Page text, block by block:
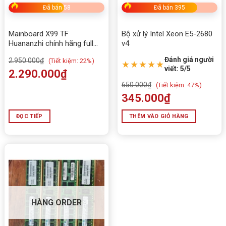
Bảng thông số kỹ thuật Mainboard
Đã bán 58
Mainboard X99 TF
Huananzhi chính hãng full
2.950.000₫ (Tiết kiệm: 22%)
2.290.000₫
ĐỌC TIẾP
Đã bán 395
Bộ xử lý Intel Xeon E5-2680
v4
★★★★★Đánh giá người
viết: 5/5
650.000₫ (Tiết kiệm: 47%)
345.000₫
THÊM VÀO GIỎ HÀNG
HÀNG ORDER